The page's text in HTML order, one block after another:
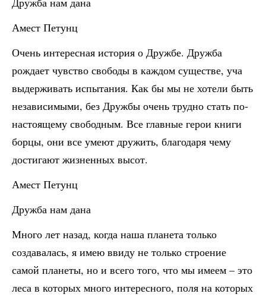
Амест Петунц
Очень интересная история о Дружбе. Дружба
рождает чувство свободы в каждом существе, уча
выдерживать испытания. Как бы мы не хотели быть
независимыми, без Дружбы очень трудно стать по-
настоящему свободным. Все главные герои книги
борцы, они все умеют дружить, благодаря чему
достигают жизненных высот.
Амест Петунц
Дружба нам дана
Много лет назад, когда наша планета только
создавалась, я имею ввиду не только строение
самой планеты, но и всего того, что мы имеем – это
леса в которых много интересного, поля на которых